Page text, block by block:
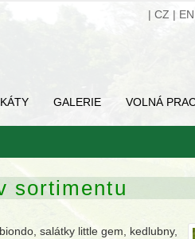
| CZ | EN
GALERIE VOLNÁ
sortimentu
salátky little gem, kedlubny,